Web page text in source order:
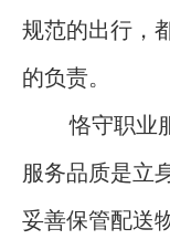
规范的出行，
的负责。
恪守职业
服务品质是立
妥善保管配送